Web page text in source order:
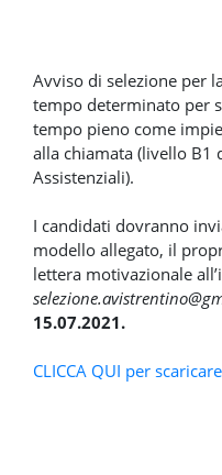
Avviso di selezione per
tempo determinato per
tempo pieno come
alla chiamata (livello B1
Assistenziali).
I candidati dovranno
modello allegato, il
lettera motivazionale
15.07.2021.
CLICCA QUI per